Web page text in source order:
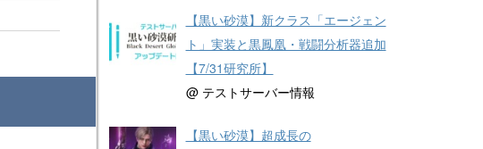
【黒い砂漠】新クラス「エージェン
ト」実装と黒鳳凰・戦闘分析器追加
【7/31研究所】
@ テストサーバー情報
【黒い砂漠】超成長の